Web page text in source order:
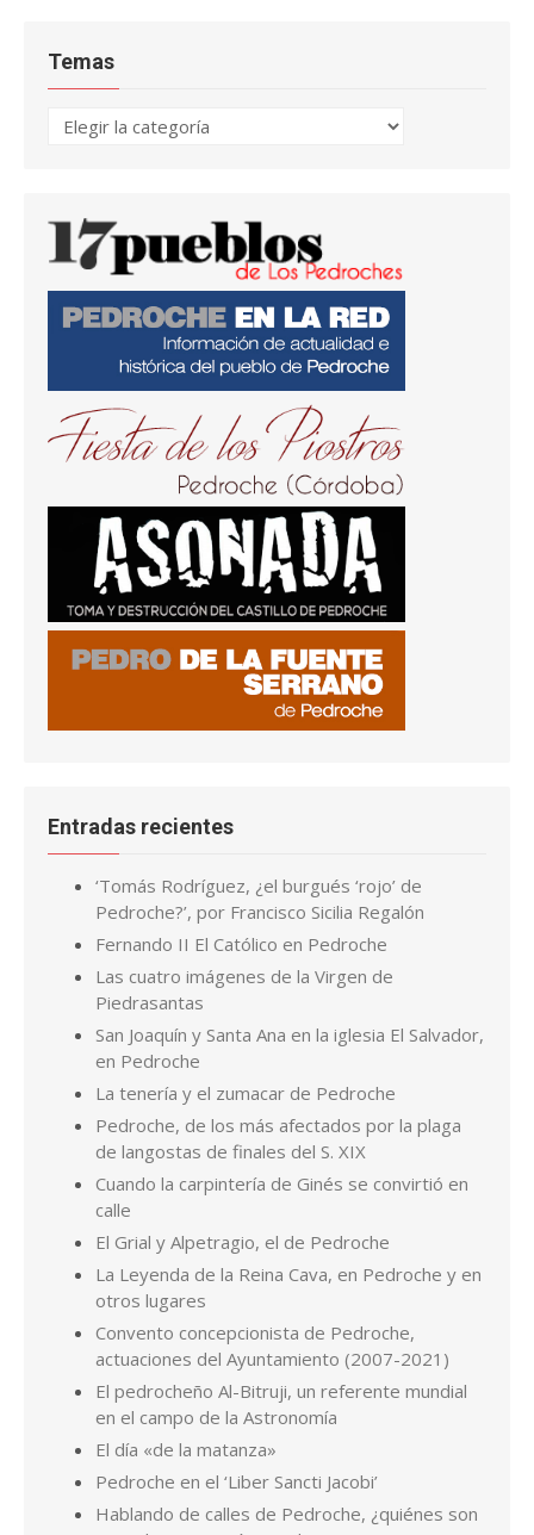
Temas
Temas
Entradas recientes
‘Tomás Rodríguez, ¿el burgués ‘rojo’ de
Pedroche?’, por Francisco Sicilia Regalón
Fernando II El Católico en Pedroche
Las cuatro imágenes de la Virgen de
Piedrasantas
San Joaquín y Santa Ana en la iglesia El Salvador,
en Pedroche
La tenería y el zumacar de Pedroche
Pedroche, de los más afectados por la plaga
de langostas de finales del S. XIX
Cuando la carpintería de Ginés se convirtió en
calle
El Grial y Alpetragio, el de Pedroche
La Leyenda de la Reina Cava, en Pedroche y en
otros lugares
Convento concepcionista de Pedroche,
actuaciones del Ayuntamiento (2007-2021)
El pedrocheño Al-Bitruji, un referente mundial
en el campo de la Astronomía
El día «de la matanza»
Pedroche en el ‘Liber Sancti Jacobi’
Hablando de calles de Pedroche, ¿quiénes son